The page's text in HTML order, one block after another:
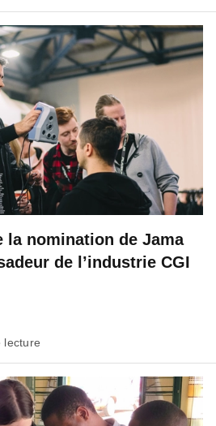
la nomination de Jama
de l’industrie CGI
lecture